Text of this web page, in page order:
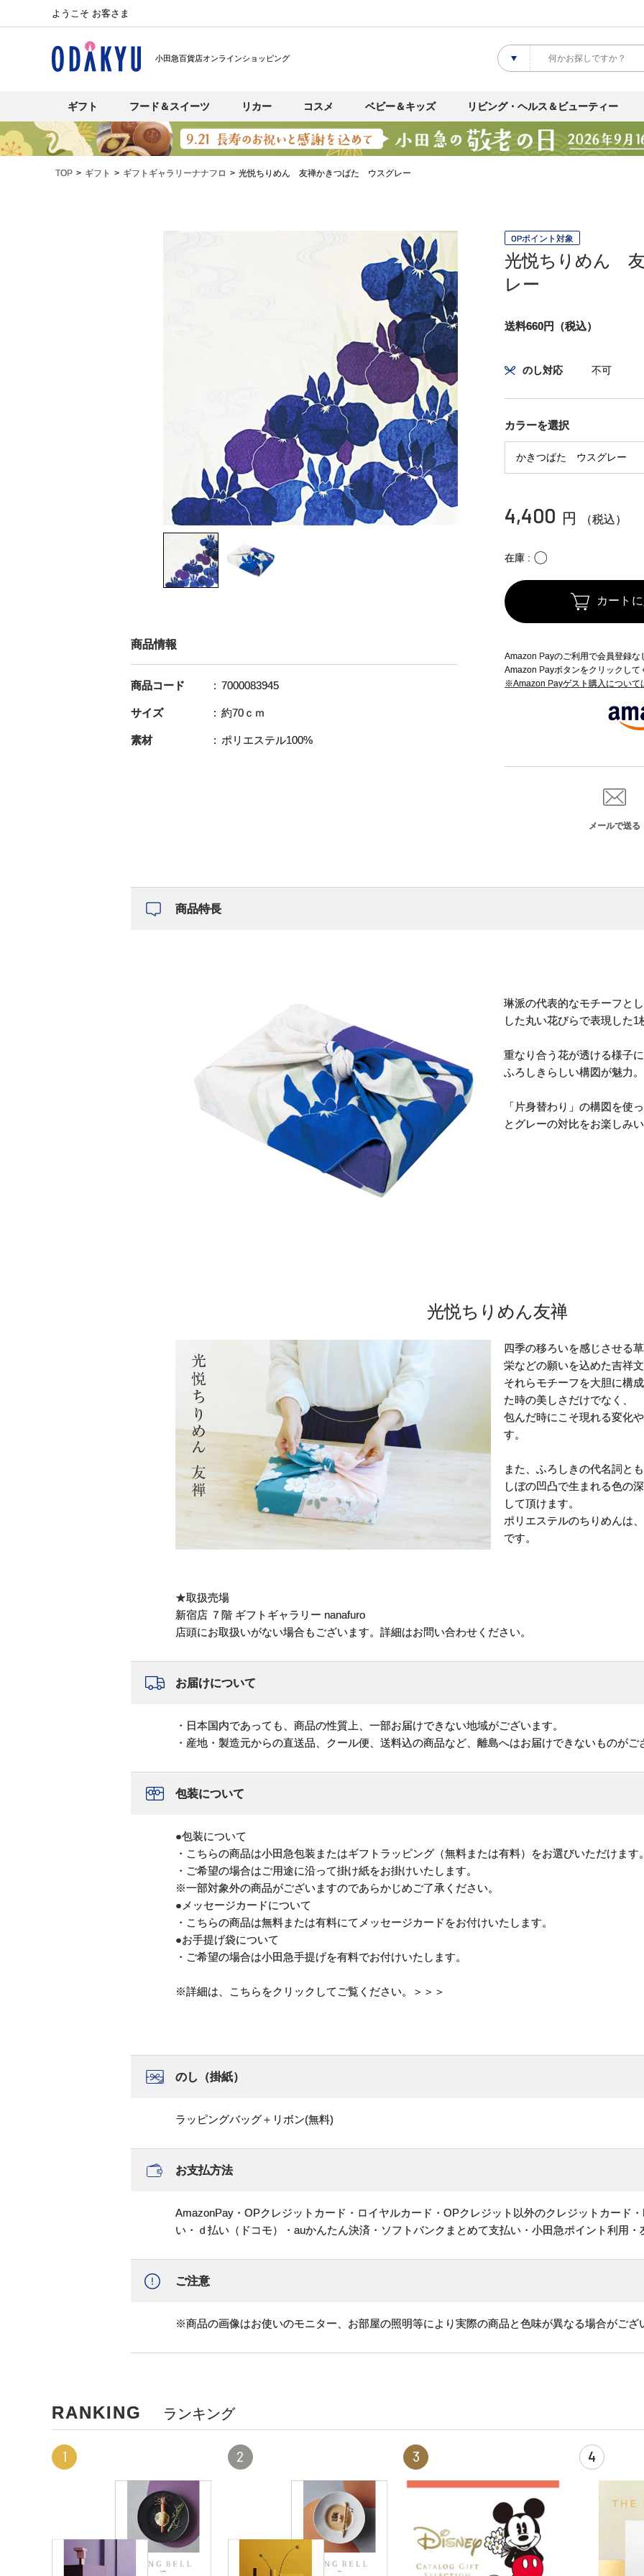
ようこそ お客さま
小田急百貨店オンラインショッピング
ギフト フード＆スイーツ リカー コスメ ベビー＆キッズ リビング・ヘルス＆ビューティー
TOP ギフト ギフトギャラリーナナフロ 光悦ちりめん 友禅かきつばた ウスグレー
OPポイント対象
光悦ちりめん
レー
送料660円（税込）
のし対応 不可
カラーを選択
4,400 円 （税込）
在庫 〇
カート
Amazon Payのご利用で会員登録
Amazon Payボタンをクリックして
※Amazon Payゲスト購入について
メールで送る
商品情報
商品コード 7000083945
サイズ 約70ｃｍ
素材 ポリエステル100%
商品特長
琳派の代表的なモチーフと
した丸い花びらで表現した1
重なり合う花が透ける様子
ふろしきらしい構図が魅力。
「片身替わり」の構図を使
とグレーの対比をお楽しみい
光悦ちりめん友禅
四季の移ろいを感じさせる
栄などの願いを込めた吉祥
それらモチーフを大胆に構
た時の美しさだけでなく、
包んだ時にこそ現れる変化
す。
また、ふろしきの代名詞と
しぼの凹凸で生まれる色の
して頂けます。
ポリエステルのちりめんは
です。
★取扱売場
新宿店 ７階 ギフトギャラリー nanafuro
店頭にお取扱いがない場合もございます。詳細はお問い合わせください。
お届けについて
・日本国内であっても、商品の性質上、一部お届けできない地域がございます。
・産地・製造元からの直送品、クール便、送料込の商品など、離島へはお届けできないものがご
包装について
●包装について
・こちらの商品は小田急包装またはギフトラッピング（無料または有料）をお選びいただけます。
・ご希望の場合はご用途に沿って掛け紙をお掛けいたします。
※一部対象外の商品がございますのであらかじめご了承ください。
●メッセージカードについて
・こちらの商品は無料または有料にてメッセージカードをお付けいたします。
●お手提げ袋について
・ご希望の場合は小田急手提げを有料でお付けいたします。
※詳細は、こちらをクリックしてご覧ください。＞＞＞
のし（掛紙）
ラッピングバッグ＋リボン(無料)
お支払方法
AmazonPay・OPクレジットカード・ロイヤルカード・OPクレジット以外のクレジットカード
い・ｄ払い（ドコモ）・auかんたん決済・ソフトバンクまとめて支払い・小田急ポイント利用
ご注意
※商品の画像はお使いのモニター、お部屋の照明等により実際の商品と色味が異なる場合がござ
RANKING ランキング
1 2 3 4